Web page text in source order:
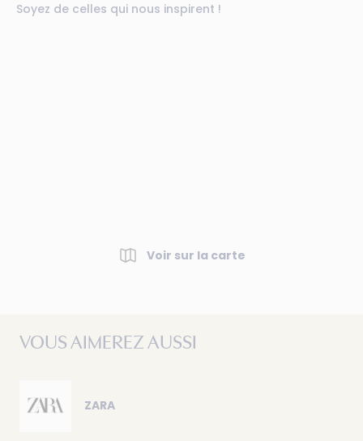
Soyez de celles qui nous inspirent !
Voir sur la carte
VOUS AIMEREZ AUSSI
ZARA